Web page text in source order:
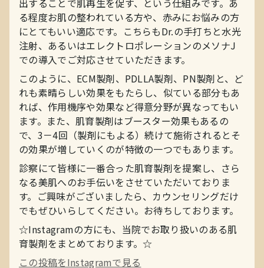
出することで肌再生を促す、という仕組みです。あ
る程度お肌の整われている方や、赤みにお悩みの方
にとてもいい適応です。こちらもDr.の手打ちと水光
注射、あるいはエレクトロポレーションのメソナJ
での導入でご対応させていただきます。
このように、ECM製剤、PDLLA製剤、PN製剤と、ど
れも素晴らしい効果をもたらし、似ている部分もあ
れば、作用機序や効果など得意分野が異なってもい
ます。また、肌育製剤はブースター効果もあるの
で、3－4回（製剤にもよる）続けて施術されるとそ
の効果が増していくのが特徴の一つでもあります。
診察にて皆様に一番合った肌育製剤を提案し、さら
なる美肌へのお手伝いをさせていただいておりま
す。ご興味がございましたら、カウンセリングだけ
でもぜひいらしてください。お待ちしております。
☆Instagramの方にも、当院でお取り扱いのある肌
育製剤をまとめております。☆
この投稿をInstagramで見る